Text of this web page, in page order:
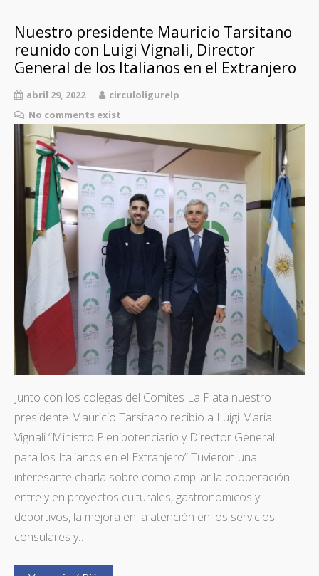
Nuestro presidente Mauricio Tarsitano
reunido con Luigi Vignali, Director
General de los Italianos en el Extranjero
abril 29, 2022
circuloligurelp
No comments exist
Junto con los colegas del Comites La Plata nuestro
presidente Mauricio Tarsitano recibió a Luigi Maria
Vignali “Ministro Plenipotenciario y Director General
para los Italianos en el Extranjero” Tuvieron una
interesante charla sobre como ampliar la cooperación
entre y en proyectos culturales, gastronomicos y
deportivos, la mejora en la atención en los servicios
consulares y…